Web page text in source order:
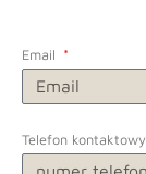
Email
Telefon kontaktowy